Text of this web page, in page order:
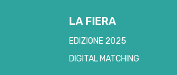
LA FIERA
EDIZIONE 2025
DIGITAL MATCHING